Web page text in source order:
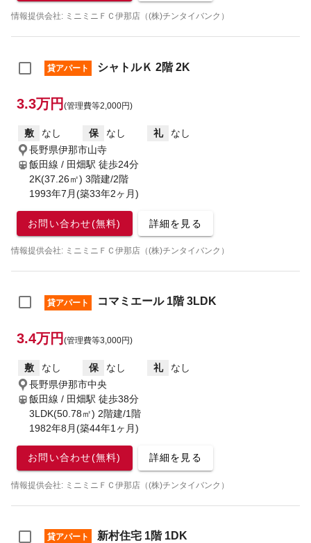
情報提供会社: ミニミニＦＣ伊那店（(株)チンタイバンク）
貸アパート シャトルＫ 2階 2K
3.3万円 (管理費等2,000円)
敷 なし 保 なし 礼
なし
長野県伊那市山寺
飯田線 / 田畑駅 徒歩24分
2K(37.26㎡) 3階建/2階
1993年7月(築33年2ヶ月)
お問い合わせ(無料) 詳細を見る
情報提供会社: ミニミニＦＣ伊那店（(株)チンタイバンク）
貸アパート コマミエール 1階 3LDK
3.4万円 (管理費等3,000円)
敷 なし 保 なし 礼
なし
長野県伊那市中央
飯田線 / 田畑駅 徒歩38分
3LDK(50.78㎡) 2階建/1階
1982年8月(築44年1ヶ月)
お問い合わせ(無料) 詳細を見る
情報提供会社: ミニミニＦＣ伊那店（(株)チンタイバンク）
貸アパート 新村住宅 1階 1DK